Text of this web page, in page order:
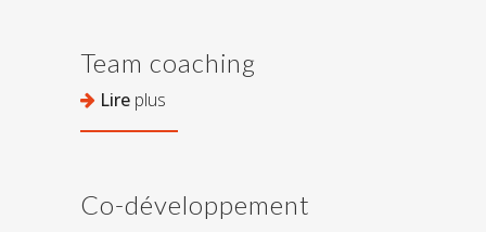
Team coaching
Lire plus
Co-développement